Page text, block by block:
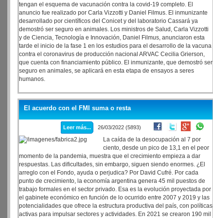
tengan el esquema de vacunación contra la covid-19 completo. El
anuncio fue realizado por Carla Vizzotti y Daniel Filmus. El inmunizante
desarrollado por científicos del Conicet y del laboratorio Cassará ya
demostró ser seguro en animales. Los ministros de Salud, Carla Vizzotti
y de Ciencia, Tecnología e Innovación, Daniel Filmus, anunciaron esta
tarde el inicio de la fase 1 en los estudios para el desarrollo de la vacuna
contra el coronavirus de producción nacional ARVAC Cecilia Grierson,
que cuenta con financiamiento público. El inmunizante, que demostró ser
seguro en animales, se aplicará en esta etapa de ensayos a seres
humanos.
El acuerdo con el FMI suma o resta
Leer más... 26/03/2022 (5893)
La caída de la desocupación al 7 por
ciento, desde un pico de 13,1 en el peor
momento de la pandemia, muestra que el crecimiento empieza a dar
respuestas. Las dificultades, sin embargo, siguen siendo enormes. ¿El
arreglo con el Fondo, ayuda o perjudica? Por David Cufré. Por cada
punto de crecimiento, la economía argentina genera 45 mil puestos de
trabajo formales en el sector privado. Esa es la evolución proyectada por
el gabinete económico en función de lo ocurrido entre 2007 y 2019 y las
potencialidades que ofrece la estructura productiva del país, con políticas
activas para impulsar sectores y actividades. En 2021 se crearon 190 mil